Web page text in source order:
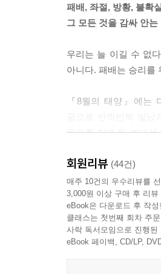
패배, 좌절, 방황, 불
그 모든 것을 감싸 안
우리는 늘 이길 수 없
아니다. 패배는 승리를
『8월의 태양』에는
목표를 찾게 된 변태석
운명의 난바다를 헤쳐
『8월의 태양』은 항
고래잡이를 나갔다가
재혼하는 모습을 보며
회원리뷰 (44건)
매주 10건의 우수리뷰를
3,000원 이상 구매 후 리뷰
eBook은 다운로드 후 작
클래스는 첫번째 회차 주
사락 독서모임으로 진행
eBook 페이백, CD/LP,